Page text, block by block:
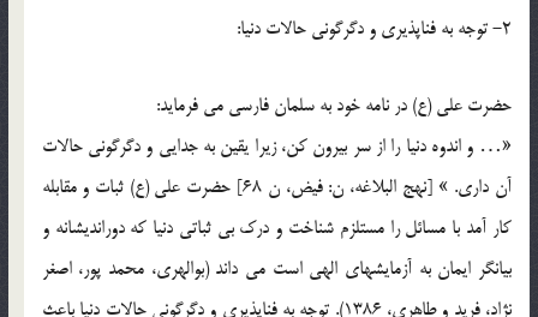
2- توجه به فناپذيري و دگرگوني حالات دنيا:
حضرت علي (ع) در نامه خود به سلمان فارسي مي فرمايد:
«… و اندوه دنيا را از سر بيرون کن، زيرا يقين به جدايي و دگرگوني حالات
آن داري. » [نهج البلاغه، ن: فيض، ن 68] حضرت علي (ع) ثبات و مقابله
کار آمد با مسائل را مستلزم شناخت و درک بي ثباتي دنيا که دورانديشانه و
بيانگر ايمان به آزمايشهاي الهي است مي داند (بوالهري، محمد پور، اصغر
نژاد، فريد و طاهري، 1386). توجه به فناپذيري و دگرگوني حالات دنيا باعث